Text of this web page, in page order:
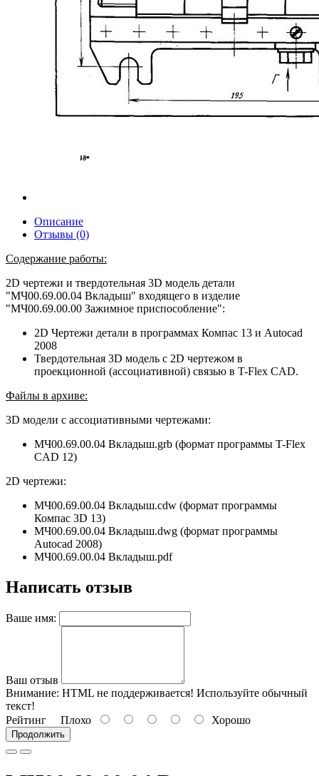
Описание
Отзывы (0)
Содержание работы:
2D чертежи и твердотельная 3D модель детали
"МЧ00.69.00.04 Вкладыш" входящего в изделие
"МЧ00.69.00.00 Зажимное приспособление":
2D Чертежи детали в программах Компас 13 и Autocad
2008
Твердотельная 3D модель с 2D чертежом в
проекционной (ассоциативной) связью в T-Flex CAD.
Файлы в архиве:
3D модели с ассоциативными чертежами:
МЧ00.69.00.04 Вкладыш.grb (формат программы T-Flex
CAD 12)
2D чертежи:
МЧ00.69.00.04 Вкладыш.cdw (формат программы
Компас 3D 13)
МЧ00.69.00.04 Вкладыш.dwg (формат программы
Autocad 2008)
МЧ00.69.00.04 Вкладыш.pdf
Написать отзыв
Ваше имя:
Ваш отзыв
Внимание: HTML не поддерживается! Используйте обычный
текст!
Рейтинг Плохо Хорошо
Продолжить